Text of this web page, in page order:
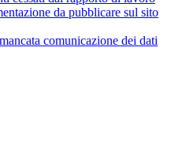
da pubblicare sul sito
comunicazione dei dati